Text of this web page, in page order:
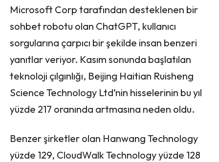
Microsoft Corp tarafından desteklenen bir
sohbet robotu olan ChatGPT, kullanıcı
sorgularına çarpıcı bir şekilde insan benzeri
yanıtlar veriyor. Kasım sonunda başlatılan
teknoloji çılgınlığı, Beijing Haitian Ruisheng
Science Technology Ltd’nin hisselerinin bu yıl
yüzde 217 oranında artmasına neden oldu.
Benzer şirketler olan Hanwang Technology
yüzde 129, CloudWalk Technology yüzde 128